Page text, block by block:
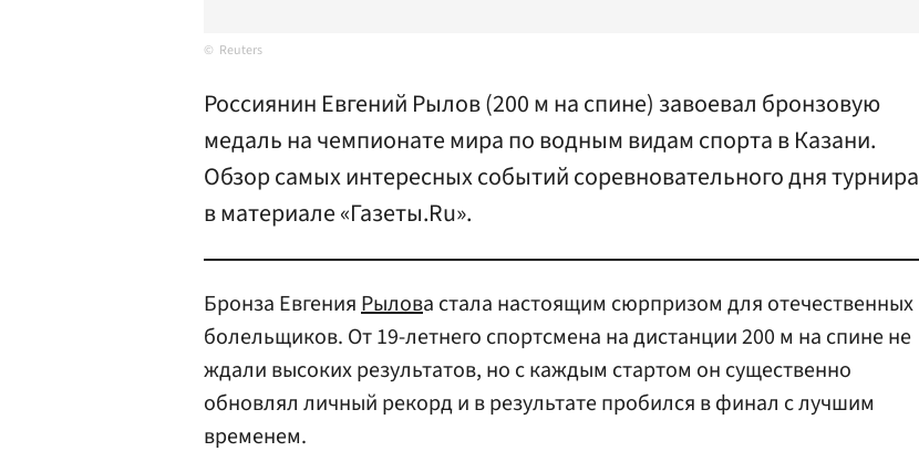
Reuters
Россиянин Евгений Рылов (200 м на спине) завоевал бронзовую
медаль на чемпионате мира по водным видам спорта в Казани.
Обзор самых интересных событий соревновательного дня турнира
в материале «Газеты.Ru».
Бронза ЕвгенияРылова стала настоящим сюрпризом для отечественных
болельщиков. От 19-летнего спортсмена на дистанции 200 м на спине не
ждали высоких результатов, но с каждым стартом он существенно
обновлял личный рекорд и в результате пробился в финал с лучшим
временем.